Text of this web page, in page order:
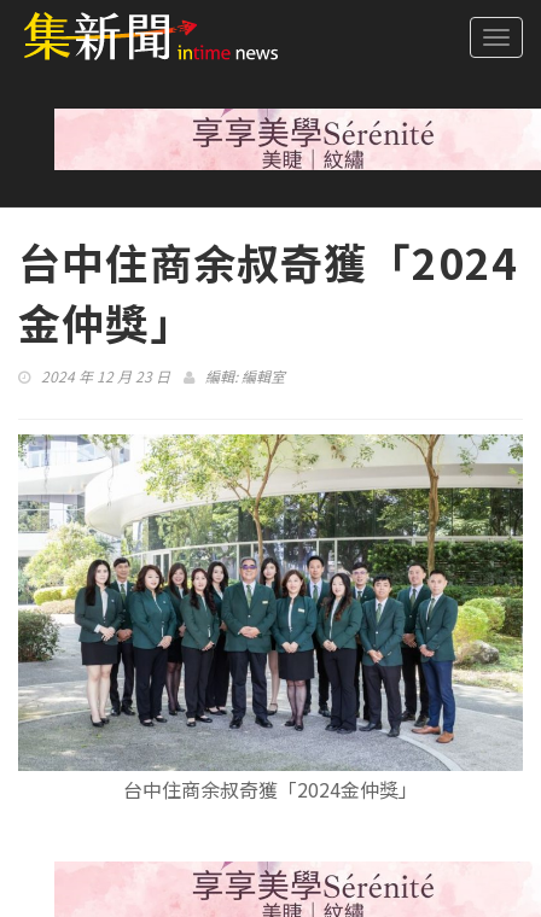
台中住商余叔奇獲「2024
金仲獎」
2024 年 12 月 23 日 編輯:編輯室
台中住商余叔奇獲「2024金仲獎」